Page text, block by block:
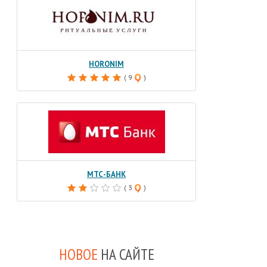
HORONIM
( 9 )
МТС-БАНК
( 3 )
НОВОЕ НА САЙТЕ